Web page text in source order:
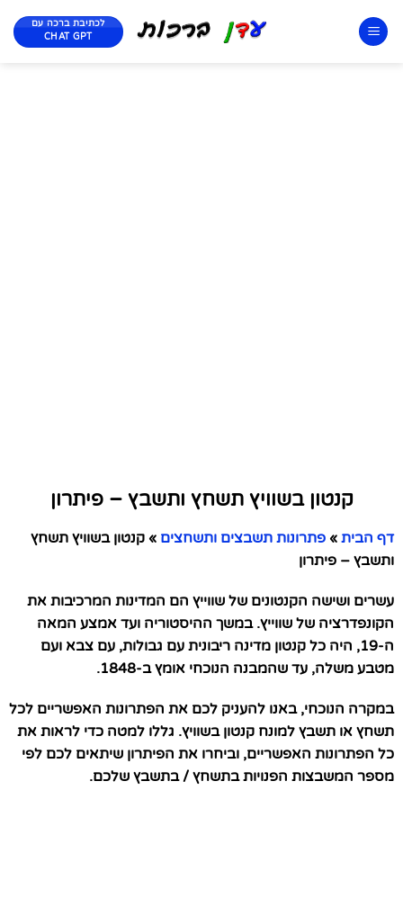
לכתיבת ברכה עם
CHAT GPT
קנטון בשוויץ תשחץ ותשבץ – פיתרון
דף הבית » פתרונות תשבצים ותשחצים » קנטון בשוויץ תשחץ
ותשבץ – פיתרון
עשרים ושישה הקנטונים של שווייץ הם המדינות המרכיבות את
הקונפדרציה של שווייץ. במשך ההיסטוריה ועד אמצע המאה
ה-19, היה כל קנטון מדינה ריבונית עם גבולות, עם צבא ועם
מטבע משלה, עד שהמבנה הנוכחי אומץ ב-1848.
במקרה הנוכחי, באנו להעניק לכם את הפתרונות האפשריים לכל
תשחץ או תשבץ למונח קנטון בשוויץ. גללו למטה כדי לראות את
כל הפתרונות האפשריים, וביחרו את הפיתרון שיתאים לכם לפי
מספר המשבצות הפנויות בתשחץ / בתשבץ שלכם.